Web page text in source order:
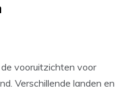
vooruitzichten voor
Verschillende landen en